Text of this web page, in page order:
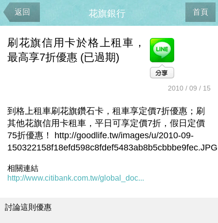
返回 首頁
花旗銀行
刷花旗信用卡於格上租車，
最高享7折優惠 (已過期)
2010 / 09 / 15
到格上租車刷花旗鑽石卡，租車享定價7折優惠；刷
其他花旗信用卡租車，平日可享定價7折，假日定價
75折優惠！ http://goodlife.tw/images/u/2010-09-
150322158f18efd598c8fdef5483ab8b5cbbbe9fec.JPG
相關連結
http://www.citibank.com.tw/global_doc...
討論這則優惠